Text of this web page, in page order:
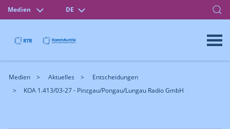
Medien DE
Medien Aktuelles
Entscheidungen
KOA 1.413/03-27 - Pinzgau/Pongau/Lungau Radio GmbH